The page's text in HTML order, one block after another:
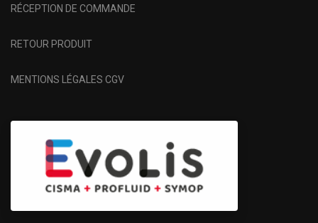
RÉCEPTION DE COMMANDE
RETOUR PRODUIT
MENTIONS LÉGALES CGV